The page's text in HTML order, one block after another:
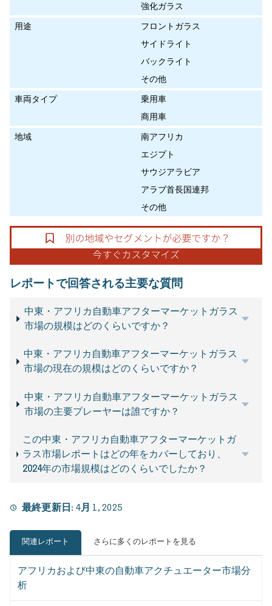
強化ガラス
用途
フロントガラス
サイドライト
バックライト
その他
車両タイプ
乗用車
商用車
地域
南アフリカ
エジプト
サウジアラビア
アラブ首長国連邦
その他
レポートで回答される主要な質問
中東・アフリカ自動車アフターマーケットガラス
市場の規模はどのくらいですか？
中東・アフリカ自動車アフターマーケットガラス
市場の現在の規模はどのくらいですか？
中東・アフリカ自動車アフターマーケットガラス
市場の主要プレーヤーは誰ですか？
この中東・アフリカ自動車アフターマーケットガ
ラス市場レポートはどの年をカバーしており、
2024年の市場規模はどのくらいでしたか？
最終更新日: 4月 1, 2025
関連レポート さらに多くのレポートを見る
アフリカおよび中東の自動車アクチュエーター市場分
析